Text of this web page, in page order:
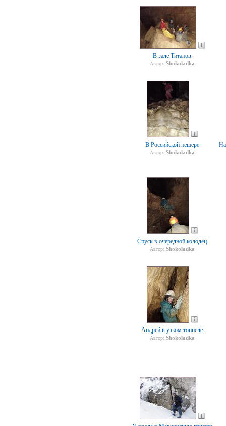
В зале Титанов
Автор: Shokoladka
В Российской пещере
Автор: Shokoladka
Спуск в очередной колодец
Автор: Shokoladka
Андрей в узком тоннеле
Автор: Shokoladka